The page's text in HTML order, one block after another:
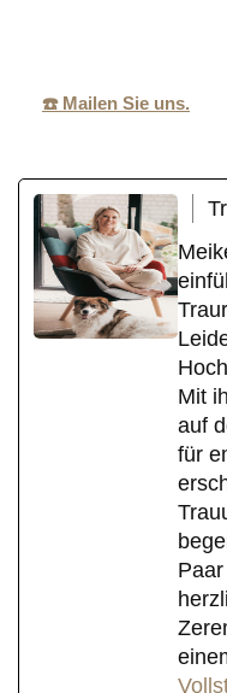
☎️ Mailen Sie uns.
Mit
auf
für